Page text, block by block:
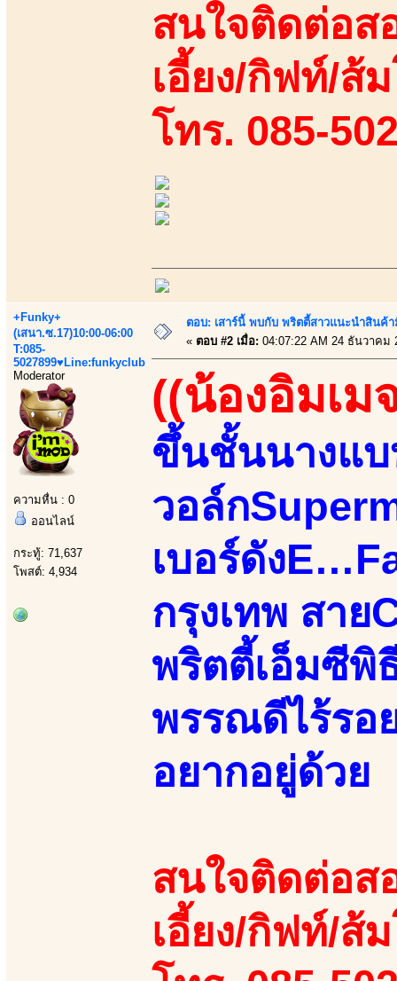
สนใจติดต่อส
เอี้ยง/กิฟท์/ส้
โทร. 085-
+Funky+
(เสนา.ซ.17)10:00-06:00
T:085-
5027899♥Line:funkyclub
Moderator
ความหื่น : 0
ออนไลน์
กระทู้: 71,637
โพสต์: 4,934
ตอบ: เสาร์นี้ พบกับ พริตตี้สาวแนะนำสินค้
« ตอบ #2 เมื่อ: 04:07:22 AM 24 ธันวาคม
((น้องอิมเม
ขึ้นชั้นนางแ
วอล์ก
เบอร์ดัง
กรุงเทพ สาย
พริตตี้เอ็มซีพิ
พรรณดีไร้รอ
อยากอยู่ด้วย
สนใจติดต่อส
เอี้ยง/กิฟท์/ส้